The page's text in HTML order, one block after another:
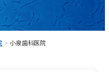
> 小泉歯科医院